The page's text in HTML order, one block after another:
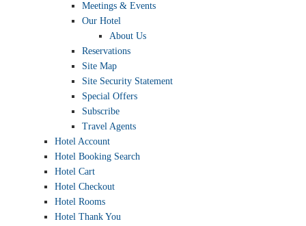
Meetings & Events
Our Hotel
About Us
Reservations
Site Map
Site Security Statement
Special Offers
Subscribe
Travel Agents
Hotel Account
Hotel Booking Search
Hotel Cart
Hotel Checkout
Hotel Rooms
Hotel Thank You